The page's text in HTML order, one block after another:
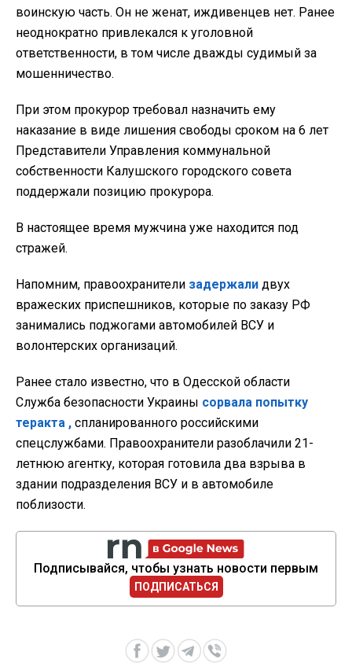
воинскую часть. Он не женат, иждивенцев нет. Ранее
неоднократно привлекался к уголовной
ответственности, в том числе дважды судимый за
мошенничество.
При этом прокурор требовал назначить ему
наказание в виде лишения свободы сроком на 6 лет
Представители Управления коммунальной
собственности Калушского городского совета
поддержали позицию прокурора.
В настоящее время мужчина уже находится под
стражей.
Напомним, правоохранители задержали двух
вражеских приспешников, которые по заказу РФ
занимались поджогами автомобилей ВСУ и
волонтерских организаций.
Ранее стало известно, что в Одесской области
Служба безопасности Украины сорвала попытку
теракта , спланированного российскими
спецслужбами. Правоохранители разоблачили 21-
летнюю агентку, которая готовила два взрыва в
здании подразделения ВСУ и в автомобиле
поблизости.
Подписывайся, чтобы узнать новости первым
ПОДПИСАТЬСЯ